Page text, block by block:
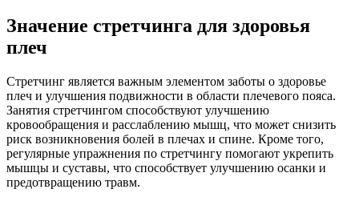
Значение стретчинга для здоровья
плеч
Стретчинг является важным элементом заботы о здоровье
плеч и улучшения подвижности в области плечевого пояса.
Занятия стретчингом способствуют улучшению
кровообращения и расслаблению мышц, что может снизить
риск возникновения болей в плечах и спине. Кроме того,
регулярные упражнения по стретчингу помогают укрепить
мышцы и суставы, что способствует улучшению осанки и
предотвращению травм.